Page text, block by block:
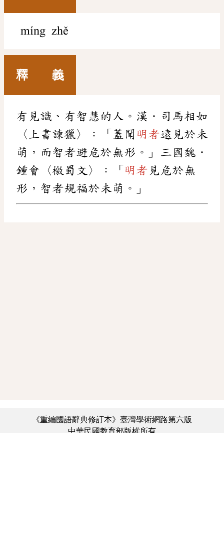
míng zhě
釋 義
有見識、有智慧的人。漢．司馬相如
〈上書諫獵〉：「蓋聞 明者遠見於未
萌，而智者避危於無形。」三國魏．
鍾會〈檄蜀文〉：「 明者 見危於無
形，智者規福於未萌。」
《重編國語辭典修訂本》臺灣學術網路第六版
中華民國教育部版權所有